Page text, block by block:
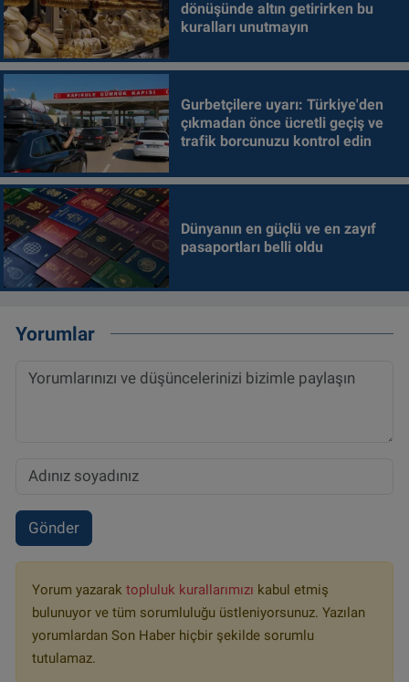
dönüşünde altın getirirken bu
kuralları unutmayın
Gurbetçilere uyarı: Türkiye'den
çıkmadan önce ücretli geçiş ve
trafik borcunuzu kontrol edin
Dünyanın en güçlü ve en zayıf
pasaportları belli oldu
Yorumlar
Gönder
Yorum yazarak topluluk kurallarımızı kabul etmiş
bulunuyor ve tüm sorumluluğu üstleniyorsunuz. Yazılan
yorumlardan Son Haber hiçbir şekilde sorumlu
tutulamaz.